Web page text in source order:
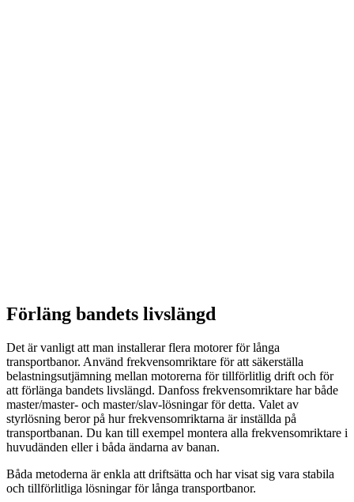
Förläng bandets livslängd
Det är vanligt att man installerar flera motorer för långa
transportbanor. Använd frekvensomriktare för att säkerställa
belastningsutjämning mellan motorerna för tillförlitlig drift och för
att förlänga bandets livslängd. Danfoss frekvensomriktare har både
master/master- och master/slav-lösningar för detta. Valet av
styrlösning beror på hur frekvensomriktarna är inställda på
transportbanan. Du kan till exempel montera alla frekvensomriktare i
huvudänden eller i båda ändarna av banan.
Båda metoderna är enkla att driftsätta och har visat sig vara stabila
och tillförlitliga lösningar för långa transportbanor.